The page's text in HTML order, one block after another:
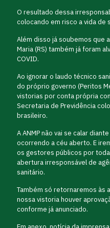
O resultado dessa
colocando em risco a vida de
Além disso já soubemos que a
Maria (RS) também já foram
COVID.
Ao ignorar o laudo técnico
do próprio governo (Peritos
vistorias por conta própria
Secretaria de Previdência
brasileiro.
A ANMP não vai se calar
ocorrendo a céu aberto. E
os gestores públicos por
abertura irresponsável de
sanitário.
Também só retornaremos às
nossa vistoria houver
conforme já anunciado.